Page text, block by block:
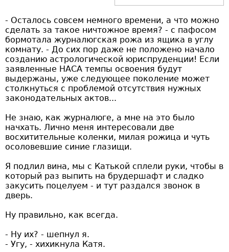
- Осталось совсем немного времени, а что можно
сделать за такое ничтожное время? - с пафосом
бормотала журналюгская рожа из ящика в углу
комнату. - До сих пор даже не положено начало
созданию астрологической юриспруденции! Если
заявленные НАСА темпы освоения будут
выдержаны, уже следующее поколение может
столкнуться с проблемой отсутствия нужных
законодательных актов...
Не знаю, как журналюге, а мне на это было
начхать. Лично меня интересовали две
восхитительные коленки, милая рожица и чуть
осоловевшие синие глазищи.
Я подлил вина, мы с Катькой сплели руки, чтобы в
который раз выпить на брудершафт и сладко
закусить поцелуем - и тут раздался звонок в
дверь.
Ну правильно, как всегда.
- Ну их? - шепнул я.
- Угу, - хихикнула Катя.